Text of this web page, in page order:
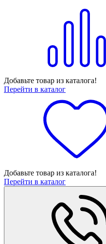
Добавьте товар из каталога!
Перейти в каталог
Добавьте товар из каталога!
Перейти в каталог